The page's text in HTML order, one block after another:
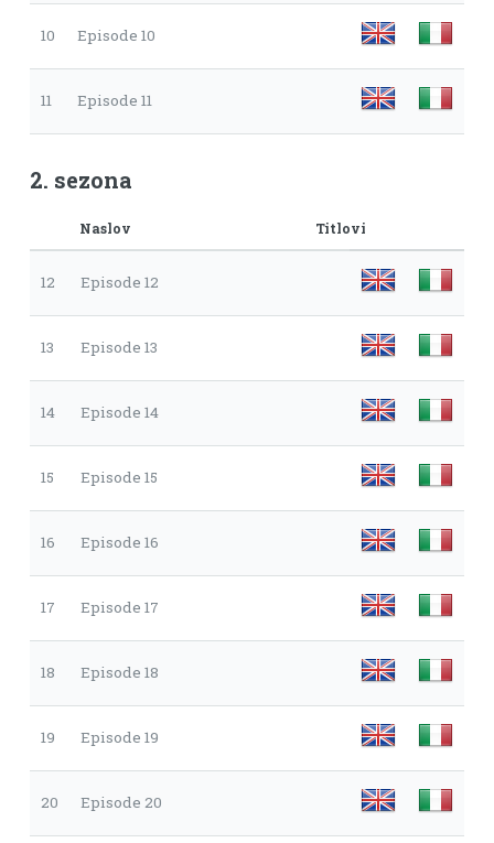
10 Episode 10
11 Episode 11
2. sezona
Naslov Titlovi
12 Episode 12
13 Episode 13
14 Episode 14
15 Episode 15
16 Episode 16
17 Episode 17
18 Episode 18
19 Episode 19
20 Episode 20